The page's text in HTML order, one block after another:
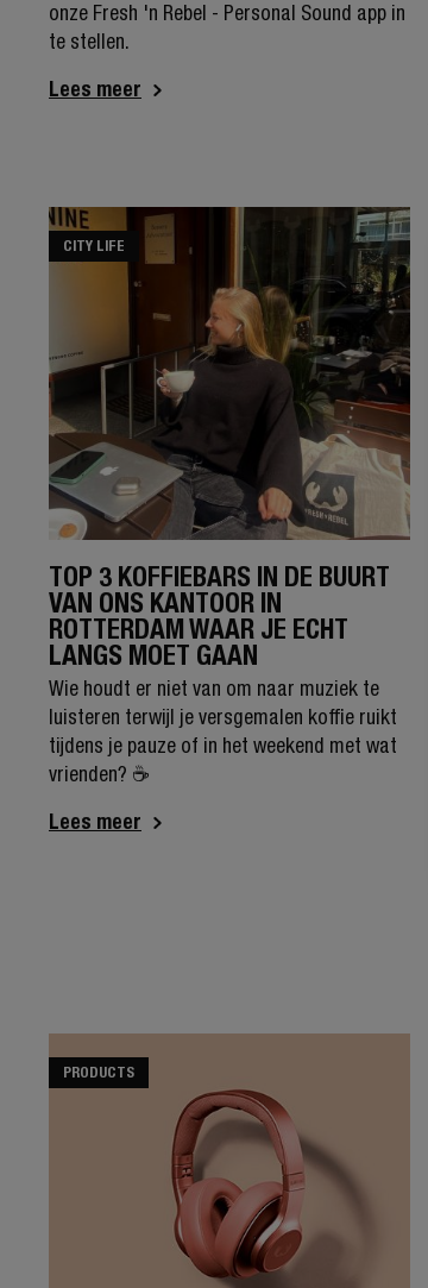
onze Fresh 'n Rebel - Personal Sound app in
te stellen.
Lees meer
CITY LIFE
TOP 3 KOFFIEBARS IN DE BUURT
VAN ONS KANTOOR IN
ROTTERDAM WAAR JE ECHT
LANGS MOET GAAN
Wie houdt er niet van om naar muziek te
luisteren terwijl je versgemalen koffie ruikt
tijdens je pauze of in het weekend met wat
vrienden? ☕
Lees meer
PRODUCTS